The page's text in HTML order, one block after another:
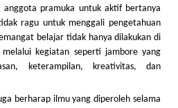
anggota pramuka untuk aktif bertanya
ragu untuk menggali pengetahuan
belajar tidak hanya dilakukan di
kegiatan seperti jambore yang
keterampilan, kreativitas, dan
berharap ilmu yang diperoleh selama